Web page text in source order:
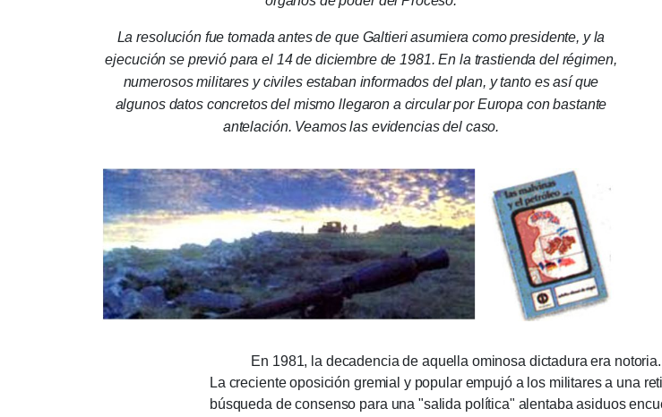
La resolución fue tomada antes de que Galtieri asumiera como presidente, y la
ejecución se previó para el 14 de diciembre de 1981. En la trastienda del régimen,
numerosos militares y civiles estaban informados del plan, y tanto es así que
algunos datos concretos del mismo llegaron a circular por Europa con bastante
antelación. Veamos las evidencias del caso.
En 1981, la decadencia de aquella ominosa dictadura era notoria.
La creciente oposición gremial y popular empujó a los militares a una
búsqueda de consenso para una "salida política" alentaba asiduos